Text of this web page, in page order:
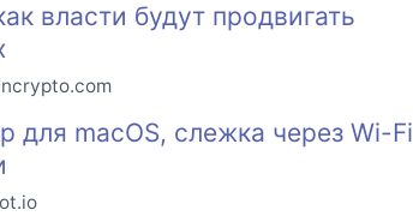
власти будут продвигать
для macOS, слежка через Wi-Fi